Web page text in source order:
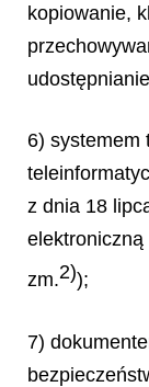
kopiowanie,
6) systemem
z dnia 18
zm.2));
7)